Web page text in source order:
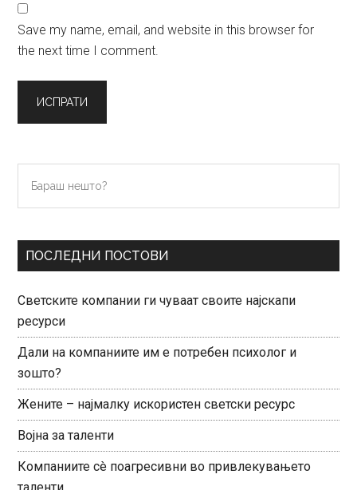
Save my name, email, and website in this browser for
the next time I comment.
Primary
Sidebar
нешто?
ПОСЛЕДНИ ПОСТОВИ
Светските компании ги чуваат своите најскапи
ресурси
Дали на компаниите им е потребен психолог и
зошто?
Жените – најмалку искористен светски ресурс
Војна за таленти
Компаниите сè поагресивни во привлекувањето